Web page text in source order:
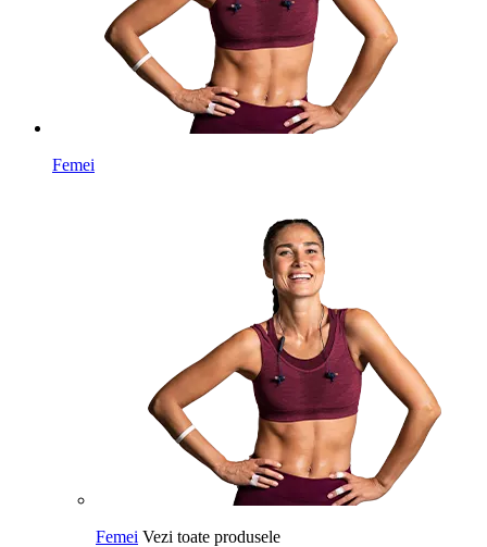
Femei
Femei Vezi toate produsele